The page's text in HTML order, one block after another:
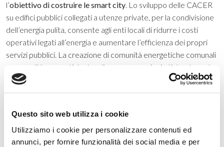
Questo sito web utilizza i cookie
Utilizziamo i cookie per personalizzare contenuti ed
annunci, per fornire funzionalità dei social media e per
l’obiettivo di costruire le smart city. Lo sviluppo delle CACER
su edifici pubblici collegati a utenze private, per la condivisione
dell’energia pulita, consente agli enti locali di ridurre i costi
operativi legati all’energia e aumentare l’efficienza dei propri
servizi pubblici. La creazione di comunità energetiche comunali
e comunità energetiche locali promuove azioni etiche da parte
di tutti, innescando un circolo virtuoso che rafforza la fiducia dei
cittadini nella governance pubblica.
Sostenibilità. Sviluppo delle smart city
Risparmio . Riduzione dei costi energetici degli edifici
pubblici